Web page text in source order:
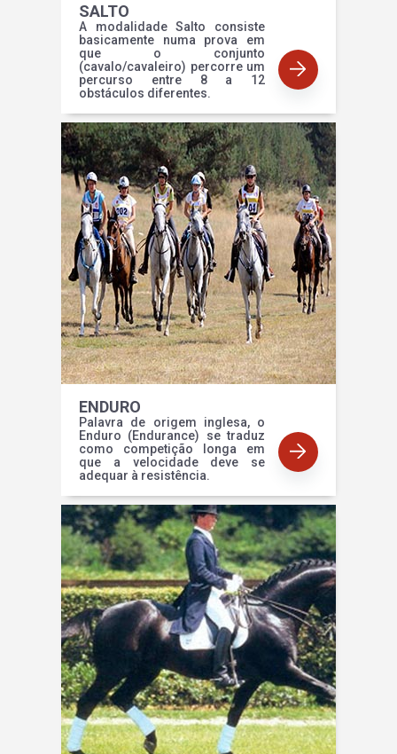
SALTO
A modalidade Salto consiste
basicamente numa prova em
que o conjunto
(cavalo/cavaleiro) percorre um
percurso entre 8 a 12
obstáculos diferentes.
ENDURO
Palavra de origem inglesa, o
Enduro (Endurance) se traduz
como competição longa em
que a velocidade deve se
adequar à resistência.